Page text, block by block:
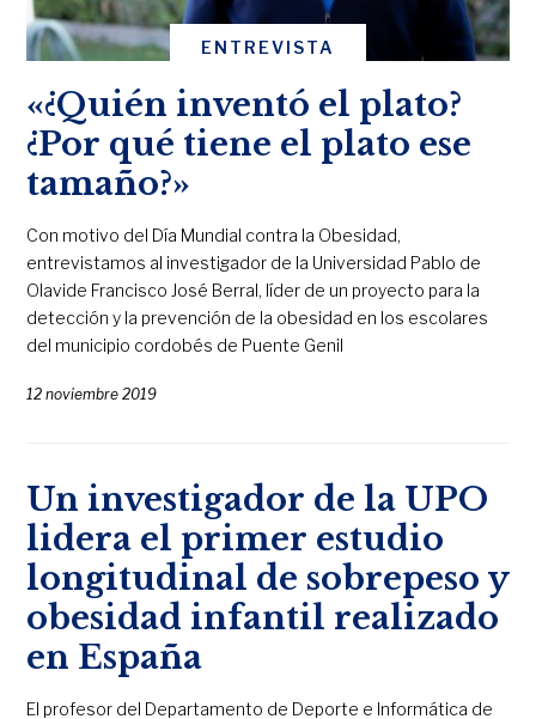
ENTREVISTA
«¿Quién inventó el plato?
¿Por qué tiene el plato ese
tamaño?»
Con motivo del Día Mundial contra la Obesidad,
entrevistamos al investigador de la Universidad Pablo de
Olavide Francisco José Berral, líder de un proyecto para la
detección y la prevención de la obesidad en los escolares
del municipio cordobés de Puente Genil
12 noviembre 2019
Un investigador de la UPO
lidera el primer estudio
longitudinal de sobrepeso y
obesidad infantil realizado
en España
El profesor del Departamento de Deporte e Informática de